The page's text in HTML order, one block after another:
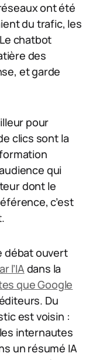
ont été
du trafic, les
chatbot
des
et garde
pour
clics sont la
qui
dont le
c’est
débat ouvert
l’IA dans la
que Google
Du
est voisin :
internautes
un résumé IA